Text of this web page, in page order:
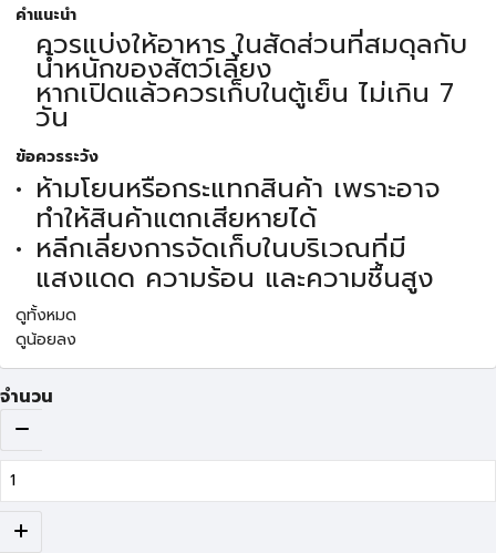
คำแนะนำ
ควรแบ่งให้อาหาร ในสัดส่วนที่สมดุลกับ
น้ำหนักของสัตว์เลี้ยง
หากเปิดแล้วควรเก็บในตู้เย็น ไม่เกิน 7
วัน
ข้อควรระวัง
ห้ามโยนหรือกระแทกสินค้า เพราะอาจ
ทำให้สินค้าแตกเสียหายได้
หลีกเลี่ยงการจัดเก็บในบริเวณที่มี
แสงแดด ความร้อน และความชื้นสูง
ดูทั้งหมด
ดูน้อยลง
จำนวน